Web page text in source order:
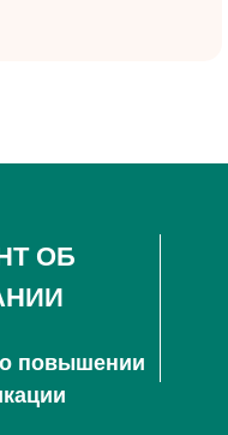
ОБ
повышении